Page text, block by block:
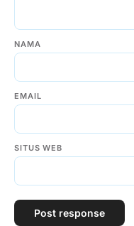
NAMA
EMAIL
SITUS WEB